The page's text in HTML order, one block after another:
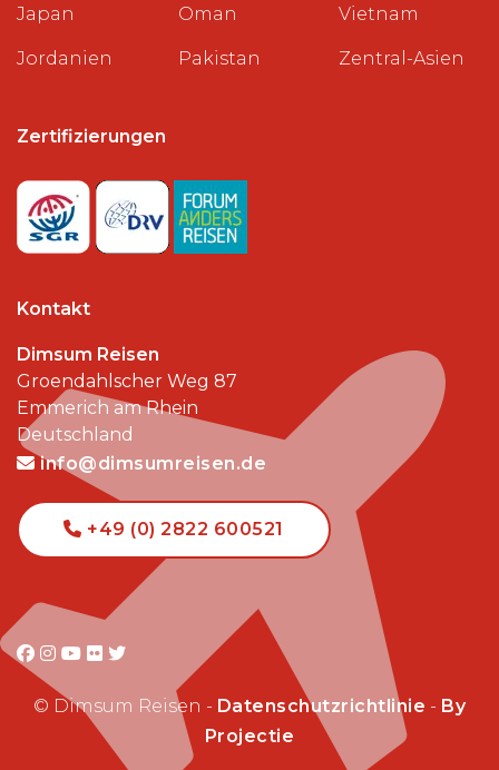
Japan
Jordanien
Oman
Pakistan
Vietnam
Zentral-Asien
Zertifizierungen
Kontakt
Dimsum Reisen
Groendahlscher Weg 87
Emmerich am Rhein
Deutschland
info@dimsumreisen.de
+49 (0) 2822 600521
© Dimsum Reisen - Datenschutzrichtlinie - By
Projectie